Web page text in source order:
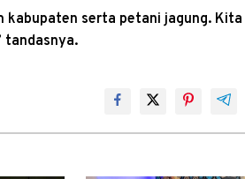
kabupaten serta petani jagung. Kita
tandasnya.